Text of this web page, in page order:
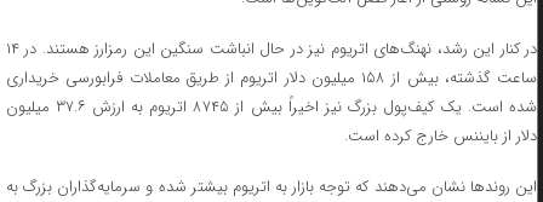
در کنار این رشد، نهنگ‌های اتریوم نیز در حال انباشت سنگین این رمزارز هستند. در ۱۴
ساعت گذشته، بیش از ۱۵۸ میلیون دلار اتریوم از طریق معاملات فرابورسی خریداری
شده است. یک کیف‌پول بزرگ نیز اخیراً بیش از ۸۷۴۵ اتریوم به ارزش ۳۷.۶ میلیون
دلار از بایننس خارج کرده است.
این روند‌ها نشان می‌دهند که توجه بازار به اتریوم بیشتر شده و سرمایه‌گذاران بزرگ به